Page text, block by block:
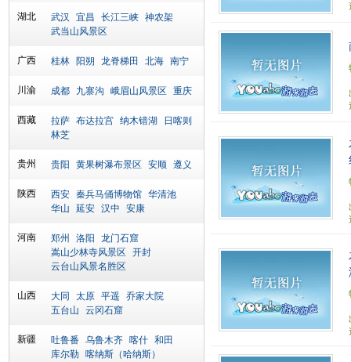
湖北 武汉 宜昌 长江三峡 神农架
武当山风景区
广西 桂林 阳朔 龙脊梯田 北海 南宁
川渝 成都 九寨沟 峨眉山风景区 重庆
西藏 拉萨 布达拉宫 纳木错湖
日喀则
林芝
贵州 贵阳 黄果树瀑布景区 安顺 遵义
陕西 西安 秦兵马俑博物馆 华清池
华山
延安 汉中 安康
河南 郑州 洛阳
龙门石窟
嵩山少林寺风景区
开封
云台山风景名胜区
山西 大同 太原 平遥
乔家大院
五台山
云冈石窟
新疆 吐鲁番 乌鲁木齐 喀什 和田
库尔勒 喀纳斯（哈纳斯）